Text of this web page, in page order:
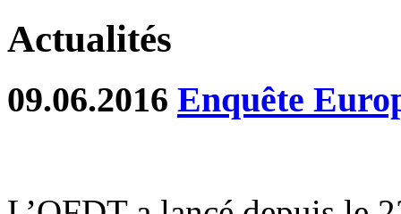
Actualités
09.06.2016 Enquête